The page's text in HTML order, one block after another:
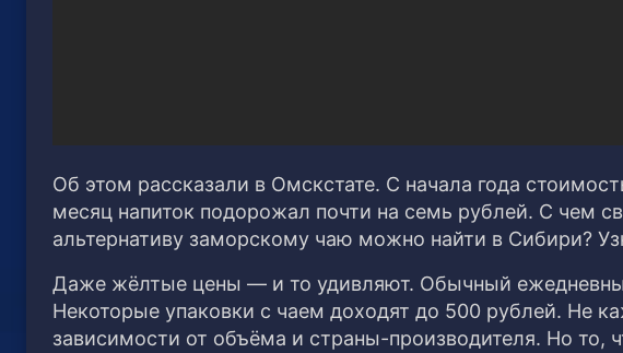
Об этом рассказали в Омскстате. С начала года
месяц напиток подорожал почти на семь рублей. С чем
альтернативу заморскому чаю можно найти в Сибири?
Даже жёлтые цены — и то удивляют. Обычный
Некоторые упаковки с чаем доходят до 500 рублей. Не
зависимости от объёма и страны-производителя. Но то,